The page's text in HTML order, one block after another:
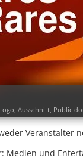
, Ausschnitt, Public
Veranstalter
Medien und